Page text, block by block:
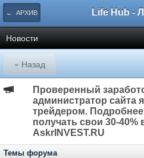
← АРХИВ
Новости
« Назад
Проверенный
администратор сайта
трейдером.
получать свои 30-40%
AskrINVEST.RU
Темы форума